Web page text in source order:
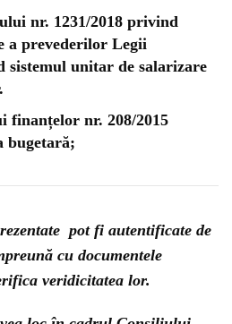
nr. 1231/2018 privind
a prevederilor Legii
sistemul unitar de salarizare
nr. 208/2015
bugetară;
pot fi autentificate de
cu documentele
veridicitatea lor.